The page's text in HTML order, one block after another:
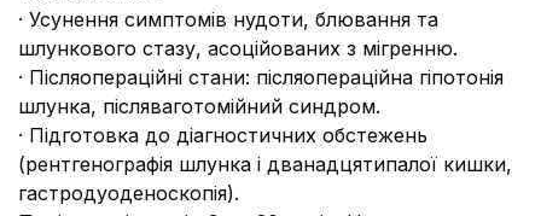
· Усунення симптомів нудоти, блювання та
шлункового стазу, асоційованих з мігренню.
· Післяопераційні стани: післяопераційна гіпотонія
шлунка, післяваготомійний синдром.
· Підготовка до діагностичних обстежень
(рентгенографія шлунка і дванадцятипалої кишки,
гастродуоденоскопія).